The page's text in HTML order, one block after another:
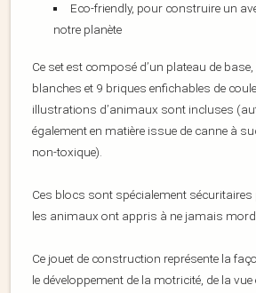
Eco-friendly, pour construire un
notre planète
Ce set est composé d’un plateau de
blanches et 9 briques enfichables de
illustrations d’animaux sont incluses
également en matière issue de canne à
non-toxique).
Ces blocs sont spécialement
les animaux ont appris à ne jamais
Ce jouet de construction représente la
le développement de la motricité, de la vue